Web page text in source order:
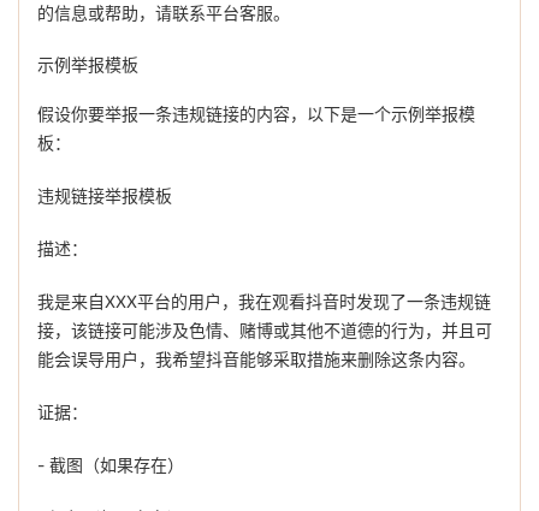
的信息或帮助，请联系平台客服。
示例举报模板
假设你要举报一条违规链接的内容，以下是一个示例举报模
板：
违规链接举报模板
描述：
我是来自XXX平台的用户，我在观看抖音时发现了一条违规链
接，该链接可能涉及色情、赌博或其他不道德的行为，并且可
能会误导用户，我希望抖音能够采取措施来删除这条内容。
证据：
- 截图（如果存在）